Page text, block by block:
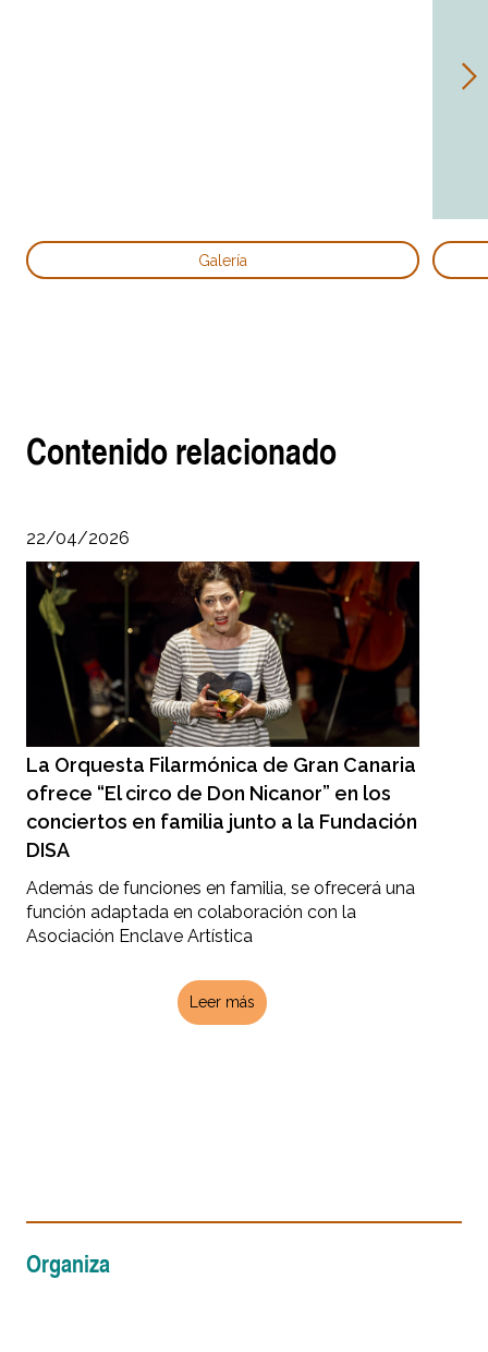
Galería
Contenido relacionado
22/04/2026
La Orquesta Filarmónica de Gran Canaria
ofrece “El circo de Don Nicanor” en los
conciertos en familia junto a la Fundación
DISA
Además de funciones en familia, se ofrecerá una
función adaptada en colaboración con la
Asociación Enclave Artística
Leer más
Organiza